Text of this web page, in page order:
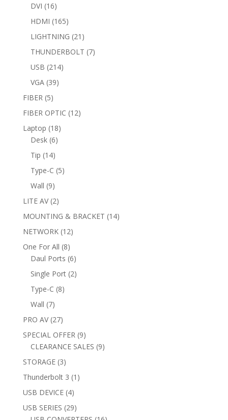
DVI 1616
products
HDMI 165165
products
LIGHTNING 21 21
products
THUNDERBOLT 77
USB 214214
VGA 3939
FIBER 55
products
FIBER OPTIC 1212
Laptop 1818
Desk 66
Tip 1414
products
Type-C 55
Wall 99
products
LITE AV 22
products
MOUNTING & BRACKET 1414
NETWORK 1212
One For All 88
products
Daul Ports 66
products
Single Port 22
Type-C 88
Wall 77
products
PRO AV 2727
products
SPECIAL OFFER 99
products
CLEARANCE SALES 99
STORAGE 33
products
Thunderbolt 3 1 1
USB DEVICE 44
products
USB SERIES 2929